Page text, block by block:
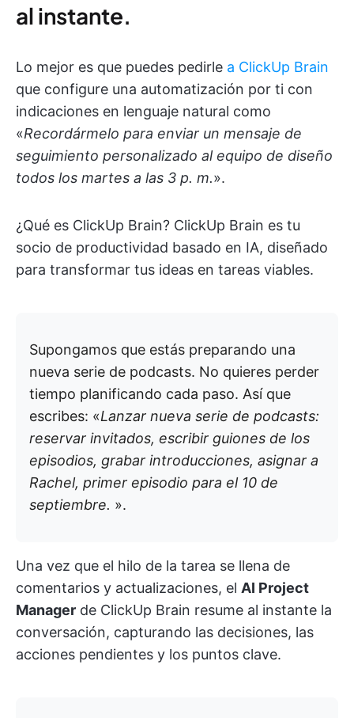
al instante.
Lo mejor es que puedes pedirle a ClickUp Brain
que configure una automatización por ti con
indicaciones en lenguaje natural como
«Recordármelo para enviar un mensaje de
seguimiento personalizado al equipo de diseño
todos los martes a las 3 p. m.».
¿Qué es ClickUp Brain? ClickUp Brain es tu
socio de productividad basado en IA, diseñado
para transformar tus ideas en tareas viables.
Supongamos que estás preparando una
nueva serie de podcasts. No quieres perder
tiempo planificando cada paso. Así que
escribes: «Lanzar nueva serie de podcasts:
reservar invitados, escribir guiones de los
episodios, grabar introducciones, asignar a
Rachel, primer episodio para el 10 de
septiembre. ».
Una vez que el hilo de la tarea se llena de
comentarios y actualizaciones, el AI Project
Manager de ClickUp Brain resume al instante la
conversación, capturando las decisiones, las
acciones pendientes y los puntos clave.